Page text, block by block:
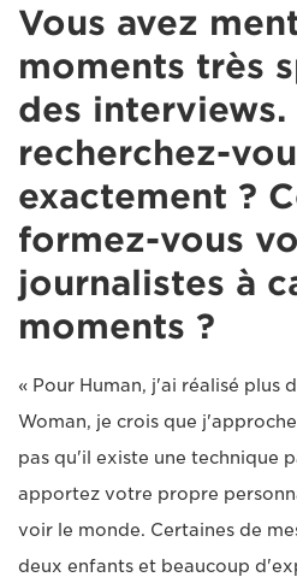
Vous avez
moments très
des interviews.
recherchez-
exactement ?
formez-vous
journalistes à
moments ?
« Pour Human, j'ai réalisé plus
Woman, je crois que
pas qu'il existe une technique
apportez votre propre
voir le monde. Certaines de
deux enfants et beaucoup